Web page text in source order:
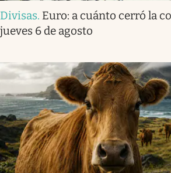
Divisas. Euro: a cuánto cerró la
jueves 6 de agosto